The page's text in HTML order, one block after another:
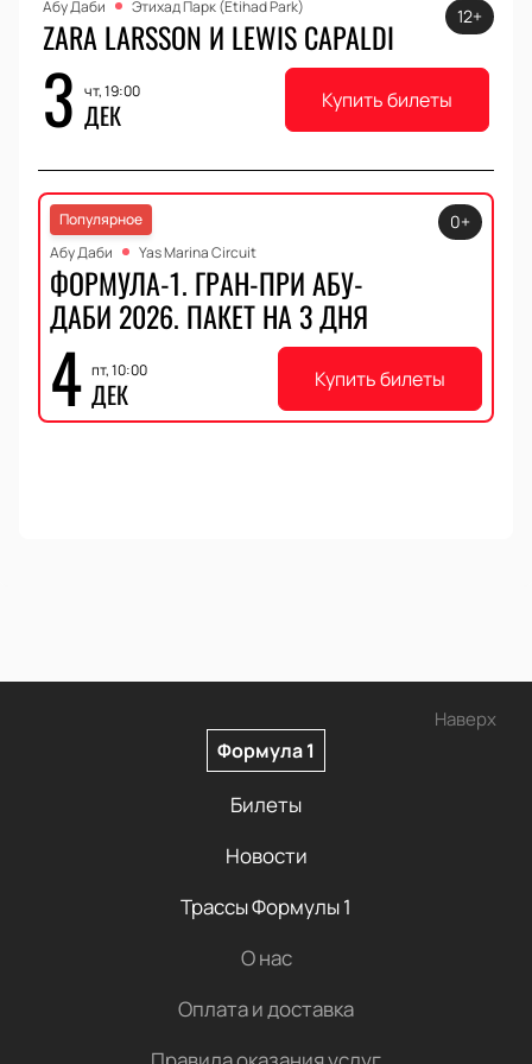
Абу Даби Этихад Парк (Etihad Park)
ZARA LARSSON И LEWIS CAPALDI
3 чт, 19:00
ДЕК
12+
Купить билеты
Популярное
Абу Даби
Yas Marina Circuit
ФОРМУЛА-1. ГРАН-ПРИ АБУ-
ДАБИ 2026. ПАКЕТ НА 3 ДНЯ
4 пт, 10:00
ДЕК
0+
Купить билеты
Наверх
Формула 1
Билеты
Новости
Трассы Формулы 1
О нас
Оплата и доставка